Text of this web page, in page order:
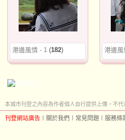
港邊風情 - 1 (182) 港邊風
本城市刊登之內容為作者個人自行提供上傳，不代
刊登網站廣告 關於我們 常見問題 服務條